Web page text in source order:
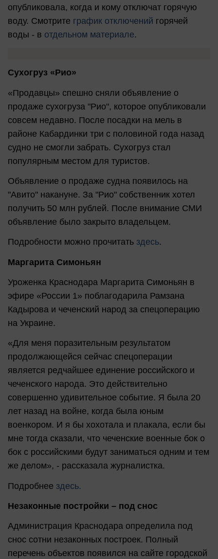
опубликовала, когда и кому отключат горячую
воду. Смотрите график отключений горячей
воды - в отдельном материале.
Сухогруз «Рио»
«Продавцы» спешно сняли объявление о
продаже сухогруза "Рио", которое опубликовали
совсем недавно. После посадки на мель в
районе Кабардинки три с половиной года назад
судно не смогли забрать. Сухогруз стал
популярным местом для туристов.
Объявление о продаже судна появилось на
"Авито" накануне. За "Рио" собственник хотел
получить 50 млн рублей. После внимание СМИ
объявление было закрыто владельцем.
Подробности можно прочитать здесь.
Маргарита Симоньян
Уроженка Краснодара Маргарита Симоньян в
эфире «России 1» поблагодарила Рамзана
Кадырова и чеченский народ за спецоперацию
на Украине.
«Для меня поразительным результатом
продолжающейся сейчас спецоперации
является редчайшее единение российского и
чеченского народа. Это действительно
совершенно удивительное событие. Я была 20
лет назад на войне, когда была юным
военкором. И я бы хохотала и плакала, если бы
мне тогда сказали, что чеченские военные бок о
бок с российскими будут заниматься одним и тем
же делом», - рассказала журналистка.
Подробнее здесь.
Незаконные постройки – под снос
Администрация Краснодара определила под
снос сотни незаконных построек. Полный
перечень объектов появился на сайте городской